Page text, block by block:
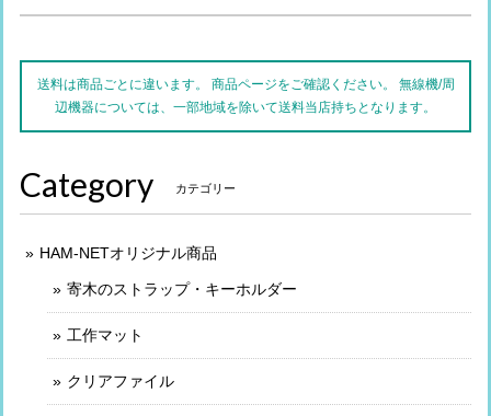
送料は商品ごとに違います。 商品ページをご確認ください。 無線機/周
辺機器については、一部地域を除いて送料当店持ちとなります。
Category カテゴリー
HAM-NETオリジナル商品
寄木のストラップ・キーホルダー
工作マット
クリアファイル